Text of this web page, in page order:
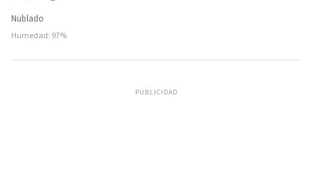
Nublado
Humedad: 97%
PUBLICIDAD